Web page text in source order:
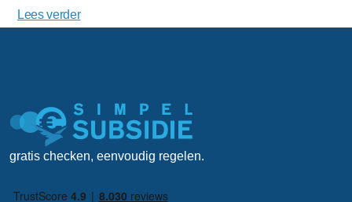
Lees verder
gratis checken, eenvoudig regelen.